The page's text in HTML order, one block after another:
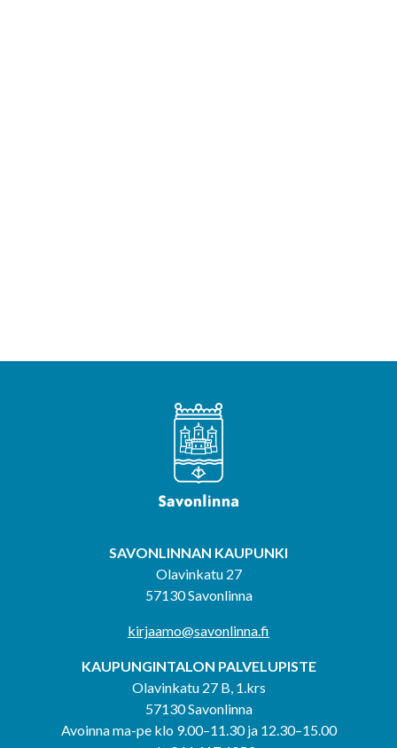
SAVONLINNAN KAUPUNKI
Olavinkatu 27
57130 Savonlinna
kirjaamo@savonlinna.fi
KAUPUNGINTALON PALVELUPISTE
Olavinkatu 27 B, 1.krs
57130 Savonlinna
Avoinna ma-pe klo 9.00–11.30 ja 12.30–15.00